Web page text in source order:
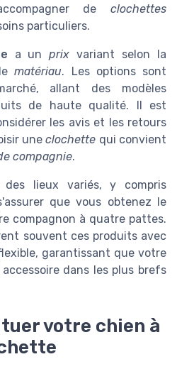
de clochettes
particuliers.
a unprix variant selon la
matériau. Les options sont
allant des modèles
de haute qualité. Il est
les avis et les retours
uneclochette qui convient
compagnie.
des lieux variés, y compris
que vous obtenez le
compagnon à quatre pattes.
souvent ces produits avec
garantissant que votre
dans les plus brefs
votre chien à